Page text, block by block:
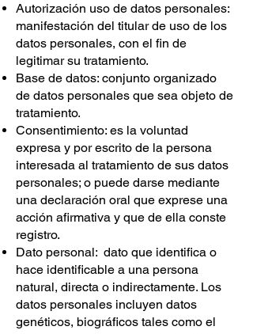
Autorización uso de datos personales:
manifestación del titular de uso de los
datos personales, con el fin de
legitimar su tratamiento.
Base de datos: conjunto organizado
de datos personales que sea objeto de
tratamiento.
Consentimiento: es la voluntad
expresa y por escrito de la persona
interesada al tratamiento de sus datos
personales; o puede darse mediante
una declaración oral que exprese una
acción afirmativa y que de ella conste
registro.
Dato personal: dato que identifica o
hace identificable a una persona
natural, directa o indirectamente. Los
datos personales incluyen datos
genéticos, biográficos tales como el